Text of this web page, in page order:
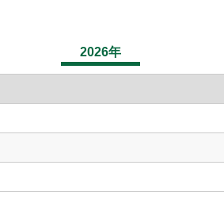
2026年